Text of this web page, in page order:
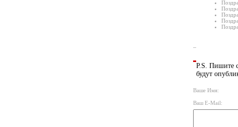
P.S. Пишите
будут
Ваше Имя:
Ваш E-Mail: